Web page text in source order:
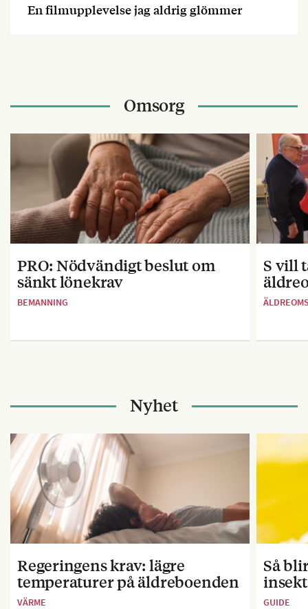
En filmupplevelse jag aldrig glömmer
Omsorg
PRO: Nödvändigt beslut om
sänkt lönekrav
BEMANNING
S vill
Nyhet
Regeringens krav: lägre
temperaturer på äldreboenden
VÄRME
Så
GUIDE